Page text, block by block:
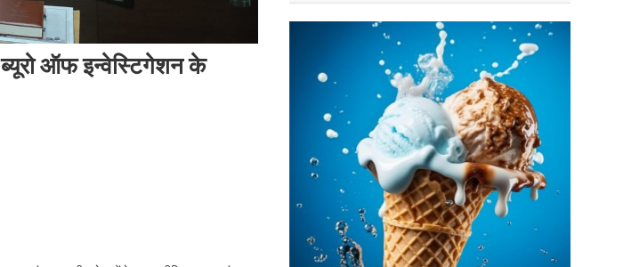
ब्यूरो ऑफ इन्वेस्टिगेशन के